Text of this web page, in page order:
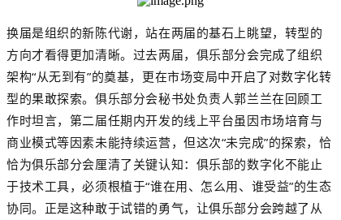
换届是组织的新陈代谢，站在两届的基石上眺望，转型的
方向才看得更加清晰。过去两届，俱乐部分会完成了组织
架构“从无到有”的奠基，更在市场变局中开启了对数字化转
型的果敢探索。俱乐部分会秘书处负责人郭兰兰在回顾工
作时坦言，第二届任期内开发的线上平台虽因市场培育与
商业模式等因素未能持续运营，但这次“未完成”的探索，恰
恰为俱乐部分会厘清了关键认知：俱乐部的数字化不能止
于技术工具，必须根植于“谁在用、怎么用、谁受益”的生态
协同。正是这种敢于试错的勇气，让俱乐部分会跨越了从